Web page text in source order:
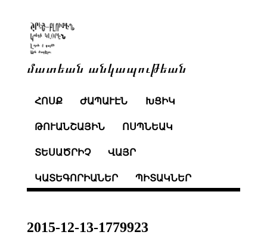
մատեան անկապութեան
ՀՈՍՔ ԺԱՊԱՒԷՆ ԽՑԻԿ
ԹՈՒԱՆՇԱՅԻՆ ՈՍՊՆԵԱԿ
ՏԵՍԱԾՐԻՉ ՎԱՅՐ
ԿԱՏԵԳՈՐԻԱՆԵՐ ՊԻՏԱԿՆԵՐ
2015-12-13-1779923